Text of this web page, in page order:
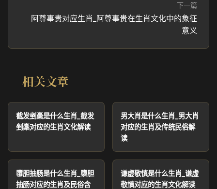
下一篇
阿尊事贵对应生肖_阿尊事贵在生肖文化中的象征
意义
相关文章
截发剉稾是什么生肖_截发
剉稾对应的生肖文化解读
男大肖是什么生肖_男大肖
对应的生肖及传统民俗解
读
隳胆抽肠是什么生肖_隳胆
抽肠对应的生肖及民俗含
谦虚敬慎是什么生肖_谦虚
敬慎对应的生肖文化解读